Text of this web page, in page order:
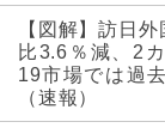
【図解】訪日
比3.6％減、2
19市場では過
（速報）